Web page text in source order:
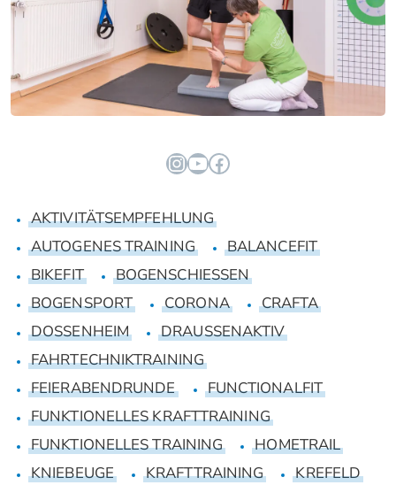
Instagram
YouTube
Facebook
AKTIVITÄTSEMPFEHLUNG
AUTOGENES TRAINING
BALANCEFIT
BIKEFIT
BOGENSCHIESSEN
BOGENSPORT
CORONA
CRAFTA
DOSSENHEIM
DRAUSSENAKTIV
FAHRTECHNIKTRAINING
FEIERABENDRUNDE
FUNCTIONALFIT
FUNKTIONELLES KRAFTTRAINING
FUNKTIONELLES TRAINING
HOMETRAIL
KNIEBEUGE
KRAFTTRAINING
KREFELD